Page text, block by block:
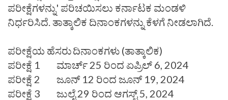
ಪರೀಕ್ಷೆಗಳನ್ನು' ಪರಿಚಯಿಸಲು ಕರ್ನಾಟಕ ಮಂಡಳಿ
ನಿರ್ಧರಿಸಿದೆ. ತಾತ್ಕಾಲಿಕ ದಿನಾಂಕಗಳನ್ನು ಕೆಳಗೆ ನೀಡಲಾಗಿದೆ.
ಪರೀಕ್ಷೆಯ ಹೆಸರುದಿನಾಂಕಗಳು (ತಾತ್ಕಾಲಿಕ)
ಪರೀಕ್ಷೆ 1
ಮಾರ್ಚ್ 25 ರಿಂದ ಏಪ್ರಿಲ್ 6, 2024
ಪರೀಕ್ಷೆ 2
ಜೂನ್ 12 ರಿಂದ ಜೂನ್ 19, 2024
ಪರೀಕ್ಷೆ 3
ಜುಲೈ 29 ರಿಂದ ಆಗಸ್ಟ್ 5, 2024